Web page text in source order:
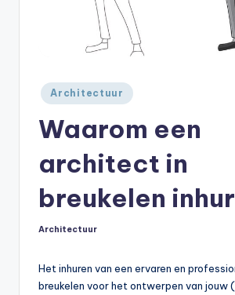
Geplaatst
in
Architectuur
Waarom een
architect in
breukelen
Geplaatst
Architectuur
Het inhuren van een ervaren en
breukelen voor het ontwerpen van jouw